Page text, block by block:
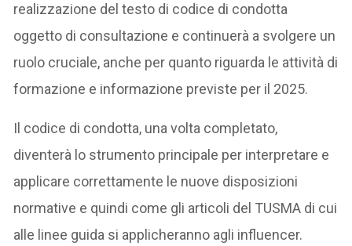
realizzazione del testo di codice di condotta
oggetto di consultazione e continuerà a svolgere un
ruolo cruciale, anche per quanto riguarda le attività di
formazione e informazione previste per il 2025.
Il codice di condotta, una volta completato,
diventerà lo strumento principale per interpretare e
applicare correttamente le nuove disposizioni
normative e quindi come gli articoli del TUSMA di cui
alle linee guida si applicheranno agli influencer.